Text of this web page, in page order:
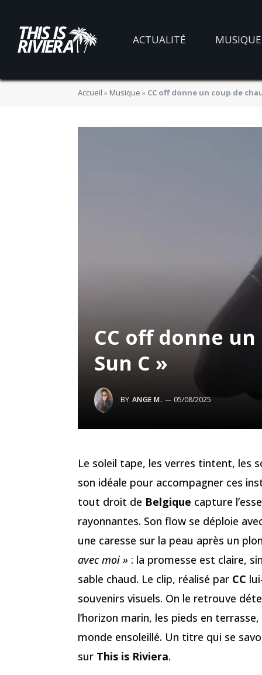
ACTUALITÉ MUSIQUE
Accueil » Musique » CC off donne un coup de
CC off donne
Sun C »
BY ANGE M. 05/08/2025
Le soleil tape, les verres tintent, les
son idéale pour accompagner ces
tout droit de Belgique capture
rayonnantes. Son flow se déploie
une caresse sur la peau après un
avec moi » : la promesse est claire,
sable chaud. Le clip, réalisé par CC
souvenirs visuels. On le retrouve
l’horizon marin, les pieds en
monde ensoleillé. Un titre qui se
sur This is Riviera.